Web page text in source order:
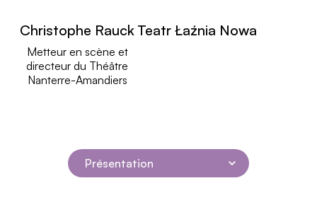
Navigation dans la page
Présentation
Christophe Rauck
Metteur en scène et
directeur du Théâtre
Nanterre-Amandiers
lire plus Teatr Łaźnia Nowa
lire plus